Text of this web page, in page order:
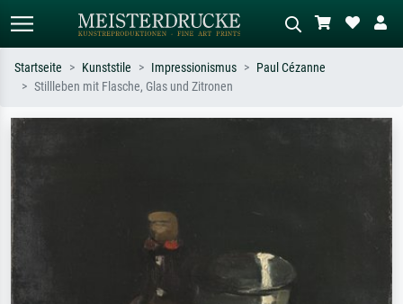
Startseite Kunststile Impressionismus
Paul Cézanne
Stillleben mit Flasche, Glas und Zitronen